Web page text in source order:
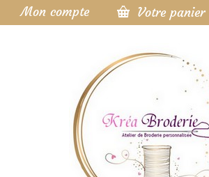
Mon compte Votre panier